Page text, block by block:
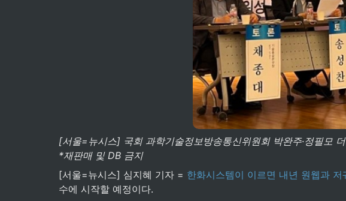
[서울=뉴시스] 국회 과학기술정보방송통신위원회 박완주·정필모
*재판매 및 DB 금지
[서울=뉴시스] 심지혜 기자 = 한화시스템이 이르면 내년 원웹과
수에 시작할 예정이다.